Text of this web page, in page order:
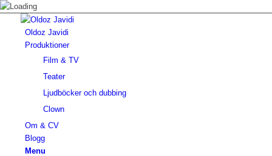
Oldoz Javidi
Produktioner
Film & TV
Teater
Ljudböcker och dubbing
Clown
Om & CV
Blogg
Menu